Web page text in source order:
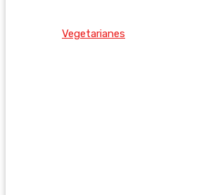
Vegetarianes